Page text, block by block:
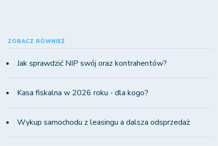
ZOBACZ RÓWNIEŻ
Jak sprawdzić NIP swój oraz kontrahentów?
Kasa fiskalna w 2026 roku - dla kogo?
Wykup samochodu z leasingu a dalsza odsprzedaż